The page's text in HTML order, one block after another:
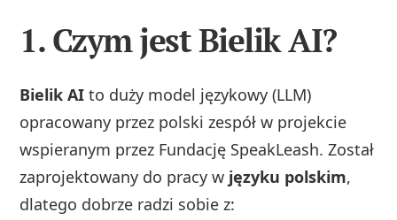
1. Czym jest Bielik AI?
Bielik AI to duży model językowy (LLM)
opracowany przez polski zespół w projekcie
wspieranym przez Fundację SpeakLeash. Został
zaprojektowany do pracy w języku polskim,
dlatego dobrze radzi sobie z: